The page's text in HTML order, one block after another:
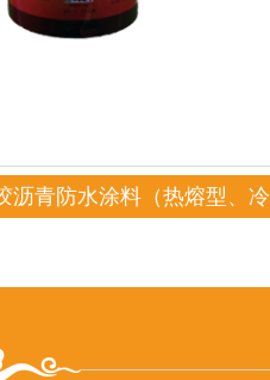
沥青防水涂料（热熔型、冷